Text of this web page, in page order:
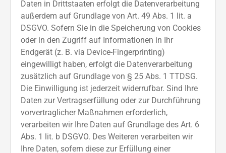
Daten in Drittstaaten erfolgt die Datenverarbeitung
außerdem auf Grundlage von Art. 49 Abs. 1 lit. a
DSGVO. Sofern Sie in die Speicherung von Cookies
oder in den Zugriff auf Informationen in Ihr
Endgerät (z. B. via Device-Fingerprinting)
eingewilligt haben, erfolgt die Datenverarbeitung
zusätzlich auf Grundlage von § 25 Abs. 1 TTDSG.
Die Einwilligung ist jederzeit widerrufbar. Sind Ihre
Daten zur Vertragserfüllung oder zur Durchführung
vorvertraglicher Maßnahmen erforderlich,
verarbeiten wir Ihre Daten auf Grundlage des Art. 6
Abs. 1 lit. b DSGVO. Des Weiteren verarbeiten wir
Ihre Daten, sofern diese zur Erfüllung einer